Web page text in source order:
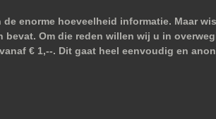
enorme hoeveelheid informatie. Maar
Om die reden willen wij u in
€ 1,--. Dit gaat heel eenvoudig en